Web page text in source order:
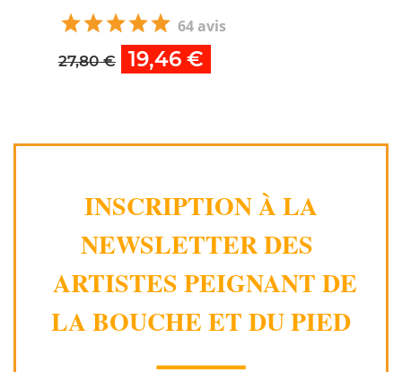
64 avis
27,80 € 19,46 €
INSCRIPTION À LA
NEWSLETTER DES
ARTISTES PEIGNANT DE
LA BOUCHE ET DU PIED